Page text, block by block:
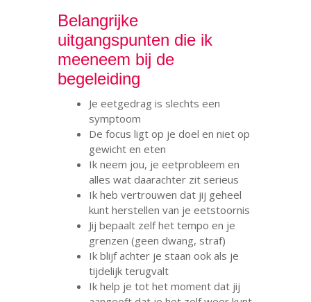
Belangrijke
uitgangspunten die ik
meeneem bij de
begeleiding
Je eetgedrag is slechts een
symptoom
De focus ligt op je doel en niet op
gewicht en eten
Ik neem jou, je eetprobleem en
alles wat daarachter zit serieus
Ik heb vertrouwen dat jij geheel
kunt herstellen van je eetstoornis
Jij bepaalt zelf het tempo en je
grenzen (geen dwang, straf)
Ik blijf achter je staan ook als je
tijdelijk terugvalt
Ik help je tot het moment dat jij